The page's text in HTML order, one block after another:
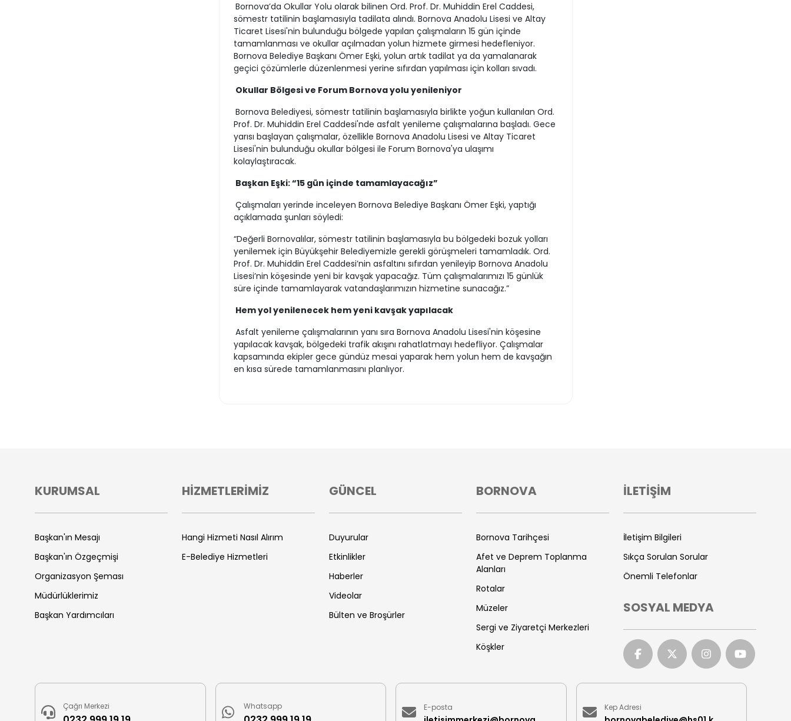
Bornova’da Okullar Yolu olarak bilinen Ord. Prof. Dr. Muhiddin Erel Caddesi,
sömestr tatilinin başlamasıyla tadilata alındı. Bornova Anadolu Lisesi ve Altay
Ticaret Lisesi'nin bulunduğu bölgede yapılan çalışmaların 15 gün içinde
tamamlanması ve okullar açılmadan yolun hizmete girmesi hedefleniyor.
Bornova Belediye Başkanı Ömer Eşki, yolun artık tadilat ya da yamalanarak
geçici çözümlerle düzenlenmesi yerine sıfırdan yapılması için kolları sıvadı.
Okullar Bölgesi ve Forum Bornova yolu yenileniyor
Bornova Belediyesi, sömestr tatilinin başlamasıyla birlikte yoğun kullanılan Ord.
Prof. Dr. Muhiddin Erel Caddesi'nde asfalt yenileme çalışmalarına başladı. Gece
yarısı başlayan çalışmalar, özellikle Bornova Anadolu Lisesi ve Altay Ticaret
Lisesi'nin bulunduğu okullar bölgesi ile Forum Bornova'ya ulaşımı
kolaylaştıracak.
Başkan Eşki: “15 gün içinde tamamlayacağız”
Çalışmaları yerinde inceleyen Bornova Belediye Başkanı Ömer Eşki, yaptığı
açıklamada şunları söyledi:
“Değerli Bornovalılar, sömestr tatilinin başlamasıyla bu bölgedeki bozuk yolları
yenilemek için Büyükşehir Belediyemizle gerekli görüşmeleri tamamladık. Ord.
Prof. Dr. Muhiddin Erel Caddesi’nin asfaltını sıfırdan yenileyip Bornova Anadolu
Lisesi’nin köşesinde yeni bir kavşak yapacağız. Tüm çalışmalarımızı 15 günlük
süre içinde tamamlayarak vatandaşlarımızın hizmetine sunacağız.”
Hem yol yenilenecek hem yeni kavşak yapılacak
Asfalt yenileme çalışmalarının yanı sıra Bornova Anadolu Lisesi'nin köşesine
yapılacak kavşak, bölgedeki trafik akışını rahatlatmayı hedefliyor. Çalışmalar
kapsamında ekipler gece gündüz mesai yaparak hem yolun hem de kavşağın
en kısa sürede tamamlanmasını planlıyor.
KURUMSAL
Başkan'ın Mesajı
Başkan'ın Özgeçmişi
Organizasyon Şeması
Müdürlüklerimiz
Başkan Yardımcıları
HİZMETLERİMİZ
Hangi Hizmeti Nasıl Alırım
E-Belediye Hizmetleri
GÜNCEL
Duyurular
Etkinlikler
Haberler
Videolar
Bülten ve Broşürler
BORNOVA
Bornova Tarihçesi
Afet ve Deprem Toplanma
Alanları
Rotalar
Müzeler
Sergi ve Ziyaretçi Merkezleri
Köşkler
İLETİŞİM
İletişim Bilgileri
Sıkça Sorulan Sorular
Önemli Telefonlar
SOSYAL MEDYA
Çağrı Merkezi Whatsapp E-posta Kep Adresi